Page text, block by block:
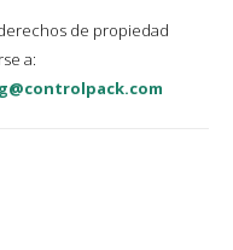
de propiedad
a: